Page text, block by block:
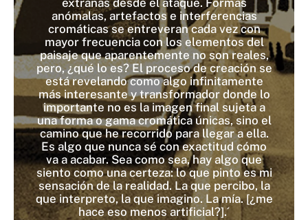
extrañas desde el ataque. Formas
anómalas, artefactos e interferencias
cromáticas se entreveran cada vez con
mayor frecuencia con los elementos del
paisaje que aparentemente no son reales,
pero, ¿qué lo es? El proceso de creación se
está revelando como algo infinitamente
más interesante y transformador donde lo
importante no es la imagen final sujeta a
una forma o gama cromática únicas, sino el
camino que he recorrido para llegar a ella.
Es algo que nunca sé con exactitud cómo
va a acabar. Sea como sea, hay algo que
siento como una certeza: lo que pinto es mi
sensación de la realidad. La que percibo, la
que interpreto, la que imagino. La mía. [¿me
hace eso menos artificial?].´